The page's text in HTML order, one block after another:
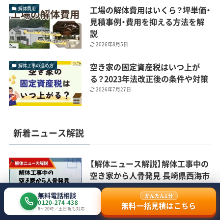
解体費用
工場の解体費用はいくら？坪単価・
見積事例・費用を抑える方法を解
説
2026年8月5日
解体工事の進め方
空き家の固定資産税はいつ上が
る？2023年法改正後の条件や対策
2026年7月27日
新着ニュース解説
【解体ニュース解説】解体工事中の
空き家から人骨発見 長崎県西海市
無料電話相談
0120-274-438
8〜20時／土日祝も対応
かんたん1分
無料一括見積はこちら